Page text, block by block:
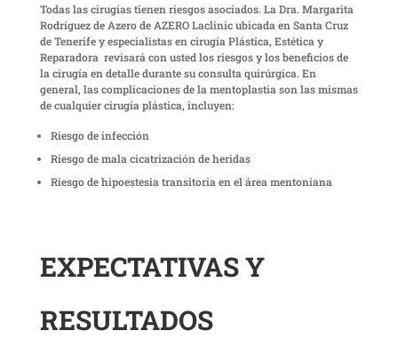
Todas las cirugías tienen riesgos asociados. La Dra. Margarita
Rodríguez de Azero de AZERO Laclinic ubicada en Santa Cruz
de Tenerife y especialistas en cirugía Plástica, Estética y
Reparadora revisará con usted los riesgos y los beneficios de
la cirugía en detalle durante su consulta quirúrgica. En
general, las complicaciones de la mentoplastia son las mismas
de cualquier cirugía plástica, incluyen:
Riesgo de infección
Riesgo de mala cicatrización de heridas
Riesgo de hipoestesia transitoria en el área mentoniana
EXPECTATIVAS Y
RESULTADOS